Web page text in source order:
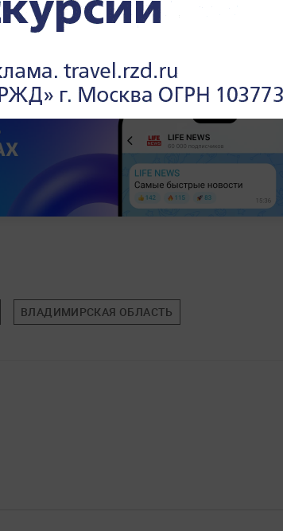
техасец Пиччони заявил, что Запад
место
ВЛАДИМИРСКАЯ ОБЛАСТЬ